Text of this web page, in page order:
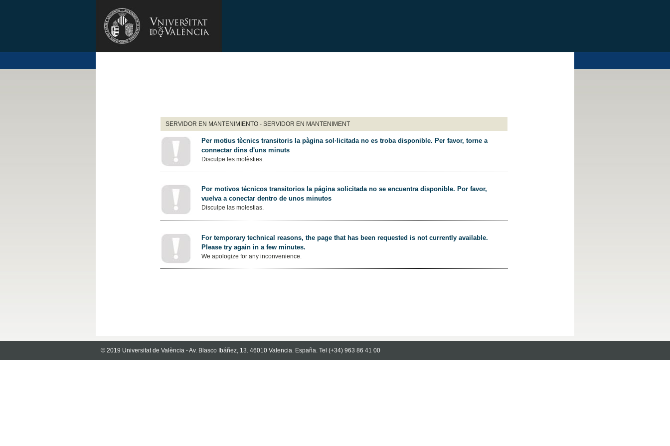
SERVIDOR EN MANTENIMIENTO - SERVIDOR EN MANTENIMENT
Per motius tècnics transitoris la pàgina sol·licitada no es troba disponible. Per favor, torne a
connectar dins d'uns minuts
Disculpe les molèsties.
Por motivos técnicos transitorios la página solicitada no se encuentra disponible. Por favor,
vuelva a conectar dentro de unos minutos
Disculpe las molestias.
For temporary technical reasons, the page that has been requested is not currently available.
Please try again in a few minutes.
We apologize for any inconvenience.
© 2019 Universitat de València - Av. Blasco Ibáñez, 13. 46010 Valencia. España. Tel (+34) 963 86 41 00